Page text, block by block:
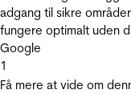
adgang til sikre
fungere optimalt uden
Google
1
Få mere at vide om